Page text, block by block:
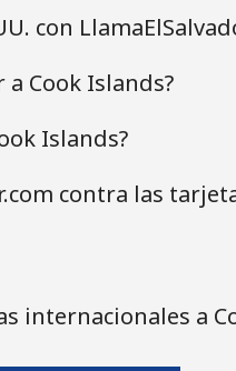
con
Cook Islands?
Islands?
contra las
internacionales a